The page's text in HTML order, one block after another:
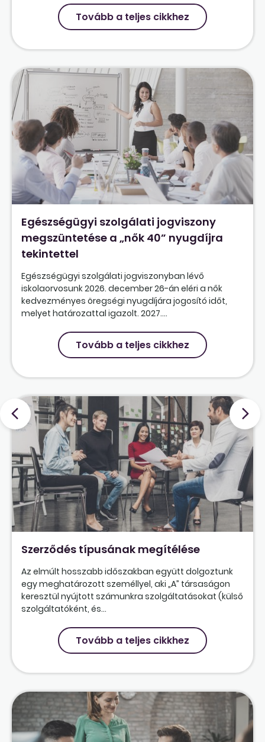
Tovább a teljes cikkhez
Egészségügyi szolgálati jogviszony
megszüntetése a „nők 40” nyugdíjra
tekintettel
Egészségügyi szolgálati jogviszonyban lévő
iskolaorvosunk 2026. december 26-án eléri a nők
kedvezményes öregségi nyugdíjára jogosító időt,
melyet határozattal igazolt. 2027....
Tovább a teljes cikkhez
Szerződés típusának megítélése
Az elmúlt hosszabb időszakban együtt dolgoztunk
egy meghatározott személlyel, aki „A” társaságon
keresztül nyújtott számunkra szolgáltatásokat (külső
szolgáltatóként, és...
Tovább a teljes cikkhez